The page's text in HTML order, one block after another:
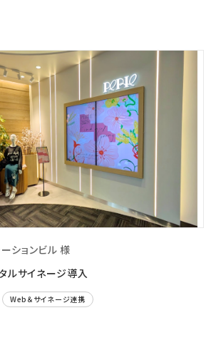
ションビル 様
ルサイネージ導入
Web＆サイネージ連携